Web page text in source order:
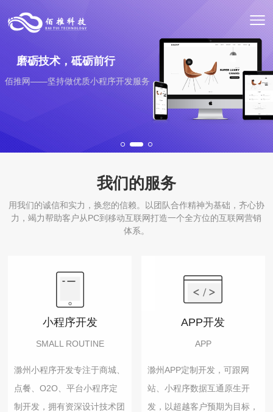
磨砺技术，砥砺前行
佰推网——坚持做优质小程序开发服务
我们的服务
用我们的诚信和实力，换您的信赖。以团队合作精神为基础，齐心协
力，竭力帮助客户从PC到移动互联网打造一个全方位的互联网营销
体系。
小程序开发
SMALL ROUTINE
滁州小程序开发专注于商城、
点餐、O2O、平台小程序定
制开发，拥有资深设计技术团
APP开发
APP
滁州APP定制开发，可跟网
站、小程序数据互通原生开
发，以超越客户预期为目标，